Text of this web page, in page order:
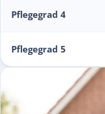
Pflegegrad 4
Pflegegrad 5